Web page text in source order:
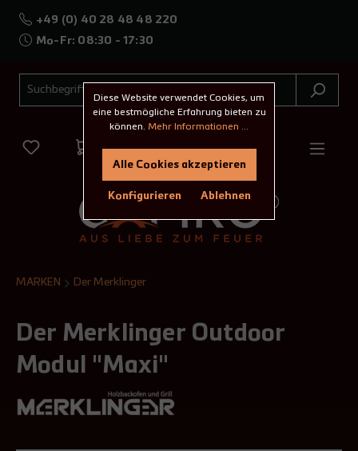
+49 (0) 40 28 48 48 220
Mo-Fr: 08:30 - 17:30
MARKEN Der Merklinger
Der Merklinger Outdoor
Modul "Maxi"
Diese Website verwendet Cookies, um
eine bestmögliche Erfahrung bieten zu
können. Mehr Informationen ...
Ablehnen
Konfigurieren
Alle Cookies akzeptieren